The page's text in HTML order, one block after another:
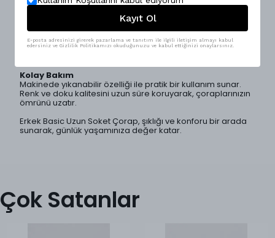
oluşturur.
Şıklık ve Fonksiyon
Mesfeno markasının zarif tasarımı, her türlü kıyafetle
uyumlu bir görünüm sunar. Hem spor hem de resmi
Kolay Bakım
Makinede yıkanabilir özelliği ile pratik bir kullanım sunar.
Renk ve doku kalitesini uzun süre koruyarak, çoraplarınızın
ömrünü uzatır.
Erkek Basic Uzun Soket Çorap, şıklığı ve konforu bir arada
sunarak, günlük yaşamınıza değer katar.
Çok Satanlar
Kayıt Ol
E-posta adresinizi girerek pazarlama ve tanıtım ile ilgili iletişim almayı kabul
edersiniz ve Gizlilik Politikamızı okuduğunuzu ve kabul ettiğinizi onaylarsınız.